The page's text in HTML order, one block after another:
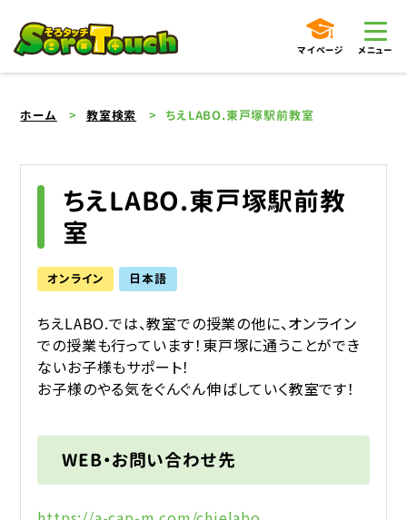
マイページ メニュー
ホーム 教室検索 ちえLABO.東戸塚駅前教室
ちえLABO.東戸塚駅前教
室
オンライン 日本語
ちえLABO.では、教室での授業の他に、オンライン
での授業も行っています！東戸塚に通うことができ
ないお子様もサポート！
お子様のやる気をぐんぐん伸ばしていく教室です！
WEB・お問い合わせ先